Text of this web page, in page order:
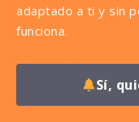
adaptado a ti y sin
funciona.
Sí,